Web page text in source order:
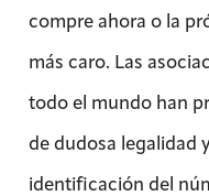
compre ahora o la
más caro. Las
todo el mundo han
de dudosa legalidad
identificación del